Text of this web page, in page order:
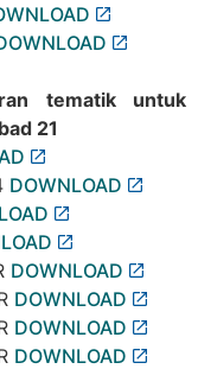
tematik untuk
21
DOWNLOAD
DOWNLOAD
DOWNLOAD
DOWNLOAD
DOWNLOAD